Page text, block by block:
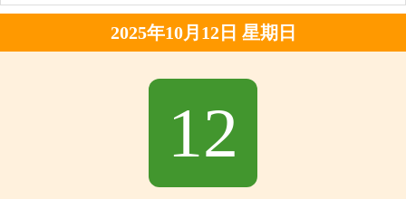
2025年10月12日 星期日
12